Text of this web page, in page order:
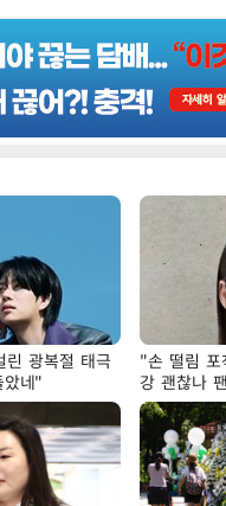
린 광복절 태극
네"
"손 떨림
강 괜찮나